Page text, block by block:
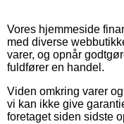
Vores hjemmeside
med diverse
varer, og opnår
fuldfører en handel.
Viden omkring varer
vi kan ikke give
foretaget siden sidste